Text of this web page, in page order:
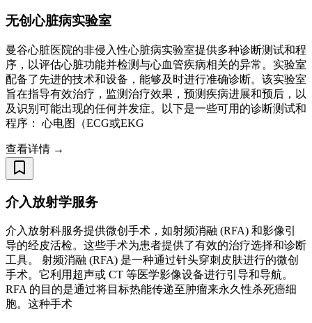
无创心脏病实验室
曼谷心脏医院的非侵入性心脏病实验室提供多种诊断测试和程
序，以评估心脏功能并检测与心血管疾病相关的异常。实验室
配备了先进的技术和设备，能够及时进行准确诊断。该实验室
旨在指导有效治疗，监测治疗效果，预测疾病进展和预后，以
及识别可能出现的任何并发症。以下是一些可用的诊断测试和
程序： 心电图（ECG或EKG
查看详情 →
介入放射学服务
介入放射科服务提供微创手术，如射频消融 (RFA) 和影像引
导的经皮活检。这些手术为患者提供了有效的治疗选择和诊断
工具。 射频消融 (RFA) 是一种通过针头穿刺皮肤进行的微创
手术。它利用超声或 CT 等医学影像设备进行引导和导航。
RFA 的目的是通过将目标热能传递至肿瘤来永久性杀死癌细
胞。这种手术